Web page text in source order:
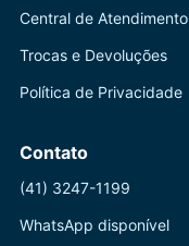
Central de Atendimento
Trocas e Devoluções
Política de Privacidade
Contato
(41) 3247-1199
WhatsApp disponível